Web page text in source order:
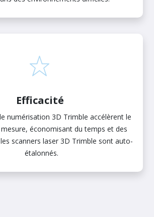
Efficacité
numérisation 3D Trimble accélèrent le
économisant du temps et des
scanners laser 3D Trimble sont auto-
étalonnés.